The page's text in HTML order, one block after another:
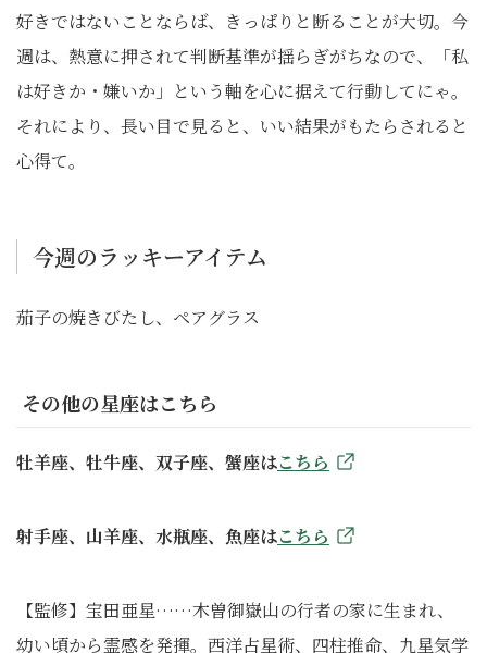
好きではないことならば、きっぱりと断ることが大切。今
週は、熱意に押されて判断基準が揺らぎがちなので、「私
は好きか・嫌いか」という軸を心に据えて行動してにゃ。
それにより、長い目で見ると、いい結果がもたらされると
心得て。
今週のラッキーアイテム
茄子の焼きびたし、ペアグラス
その他の星座はこちら
牡羊座、牡牛座、双子座、蟹座はこちら
射手座、山羊座、水瓶座、魚座はこちら
【監修】宝田亜星……木曽御嶽山の行者の家に生まれ、
幼い頃から霊感を発揮。西洋占星術、四柱推命、九星気学